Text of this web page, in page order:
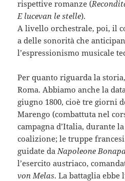
rispettive romanze (
E lucevan le stelle).
A livello orchestrale, poi, il
a delle sonorità che
l’espressionismo musicale
Per quanto riguarda la
Roma. Abbiamo anche la
giugno 1800, cioè tre giorni
Marengo (combattuta nel
campagna d’Italia, durante
coalizione; le truppe
guidate da Napoleone
l’esercito austriaco,
von Melas. La battaglia ebbe